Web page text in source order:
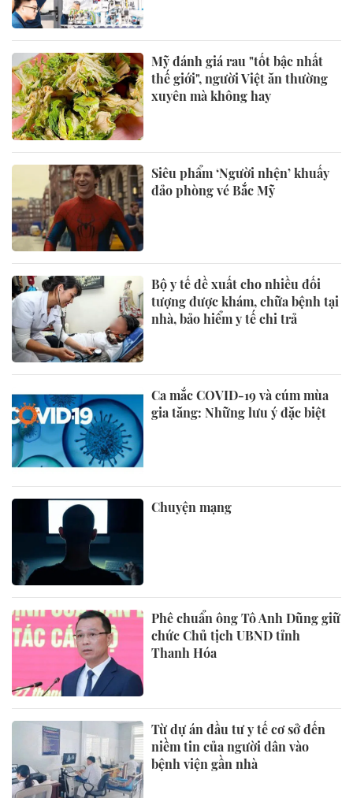
Mỹ đánh giá rau "tốt bậc nhất
thế giới", người Việt ăn thường
xuyên mà không hay
Siêu phẩm ‘Người nhện’ khuấy
đảo phòng vé Bắc Mỹ
Bộ y tế đề xuất cho nhiều đối
tượng được khám, chữa bệnh tại
nhà, bảo hiểm y tế chi trả
Ca mắc COVID-19 và cúm mùa
gia tăng: Những lưu ý đặc biệt
Chuyện mạng
Phê chuẩn ông Tô Anh Dũng giữ
chức Chủ tịch UBND tỉnh
Thanh Hóa
Từ dự án đầu tư y tế cơ sở đến
niềm tin của người dân vào
bệnh viện gần nhà